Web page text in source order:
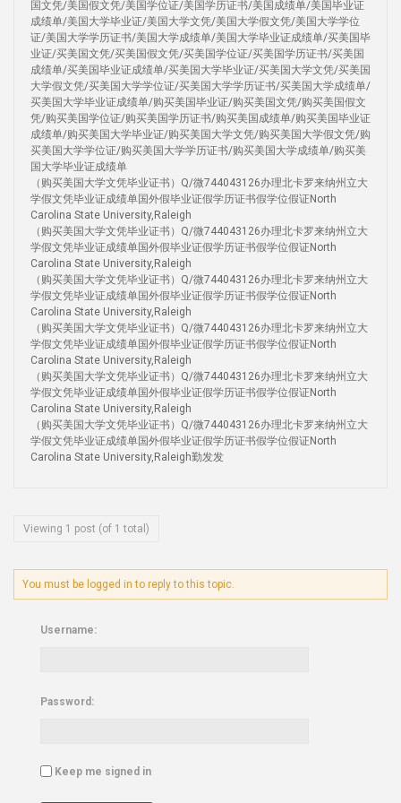
国文凭/美国假文凭/美国学位证/美国学历证书/美国成绩单/美国毕业证
成绩单/美国大学毕业证/美国大学文凭/美国大学假文凭/美国大学学位
证/美国大学学历证书/美国大学成绩单/美国大学毕业证成绩单/买美国毕
业证/买美国文凭/买美国假文凭/买美国学位证/买美国学历证书/买美国
成绩单/买美国毕业证成绩单/买美国大学毕业证/买美国大学文凭/买美国
大学假文凭/买美国大学学位证/买美国大学学历证书/买美国大学成绩单/
买美国大学毕业证成绩单/购买美国毕业证/购买美国文凭/购买美国假文
凭/购买美国学位证/购买美国学历证书/购买美国成绩单/购买美国毕业证
成绩单/购买美国大学毕业证/购买美国大学文凭/购买美国大学假文凭/购
买美国大学学位证/购买美国大学学历证书/购买美国大学成绩单/购买美
国大学毕业证成绩单
（购买美国大学文凭毕业证书）Q/微744043126办理北卡罗来纳州立大
学假文凭毕业证成绩单国外假毕业证假学历证书假学位假证North
Carolina State University,Raleigh
（购买美国大学文凭毕业证书）Q/微744043126办理北卡罗来纳州立大
学假文凭毕业证成绩单国外假毕业证假学历证书假学位假证North
Carolina State University,Raleigh
（购买美国大学文凭毕业证书）Q/微744043126办理北卡罗来纳州立大
学假文凭毕业证成绩单国外假毕业证假学历证书假学位假证North
Carolina State University,Raleigh
（购买美国大学文凭毕业证书）Q/微744043126办理北卡罗来纳州立大
学假文凭毕业证成绩单国外假毕业证假学历证书假学位假证North
Carolina State University,Raleigh
（购买美国大学文凭毕业证书）Q/微744043126办理北卡罗来纳州立大
学假文凭毕业证成绩单国外假毕业证假学历证书假学位假证North
Carolina State University,Raleigh
（购买美国大学文凭毕业证书）Q/微744043126办理北卡罗来纳州立大
学假文凭毕业证成绩单国外假毕业证假学历证书假学位假证North
Carolina State University,Raleigh勤发发
Viewing 1 post (of 1 total)
You must be logged in to reply to this topic.
Username:
Password:
Keep me signed in